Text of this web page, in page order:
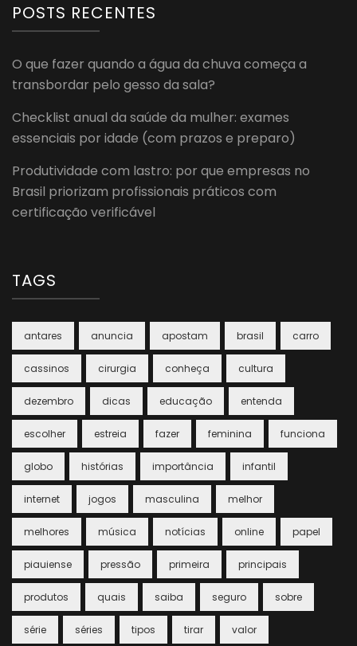
POSTS RECENTES
O que fazer quando a água da chuva começa a
transbordar pelo gesso da sala?
Checklist anual da saúde da mulher: exames
essenciais por idade (com prazos e preparo)
Produtividade com lastro: por que empresas no
Brasil priorizam profissionais práticos com
certificação verificável
TAGS
antares anuncia apostam brasil carro
cassinos cirurgia conheça cultura
dezembro dicas educação entenda
escolher estreia fazer feminina funciona
globo histórias importância infantil
internet jogos masculina melhor
melhores música notícias online papel
piauiense pressão primeira principais
produtos quais saiba seguro sobre
série séries tipos tirar valor